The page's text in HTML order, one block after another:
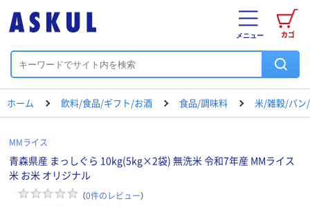
カゴ
メニュー
ホーム 飲料/食品/ギフト/お酒 食品/調味料 米/雑穀/パン
MMライス
青森県産 まっしぐら 10kg(5kg×2袋) 無洗米 令和7年産 MMライス
米 お米 オリジナル
（0件のレビュー）